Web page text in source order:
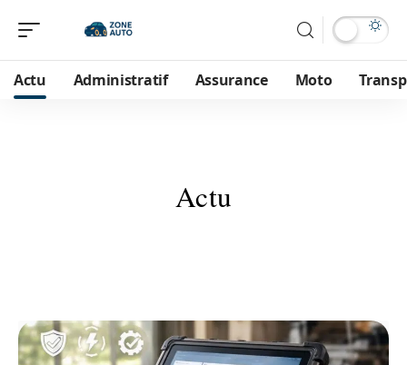
Actu Administratif Assurance Moto
Actu